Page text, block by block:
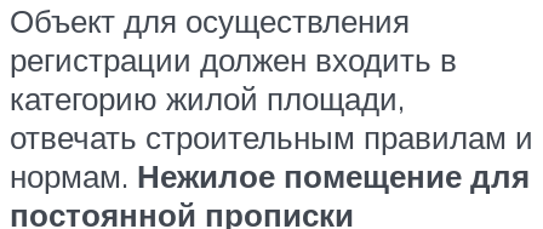
Объект для осуществления
регистрации должен входить в
категорию жилой площади,
отвечать строительным правилам и
нормам. Нежилое помещение для
постоянной прописки